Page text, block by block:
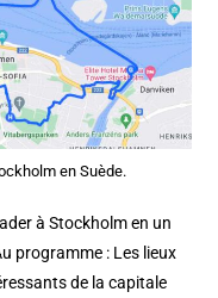
en Suède.
à Stockholm en un
programme : Les lieux
de la capitale